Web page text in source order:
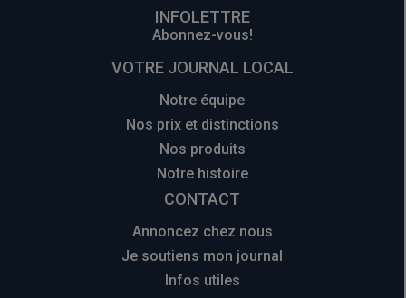
INFOLETTRE
Abonnez-vous!
VOTRE JOURNAL LOCAL
Notre équipe
Nos prix et distinctions
Nos produits
Notre histoire
CONTACT
Annoncez chez nous
Je soutiens mon journal
Infos utiles